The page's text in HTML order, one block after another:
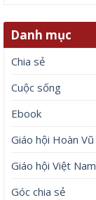
Danh mục
Chia sẻ
Cuộc sống
Ebook
Giáo hội Hoàn Vũ
Giáo hội Việt Nam
Góc chia sẻ